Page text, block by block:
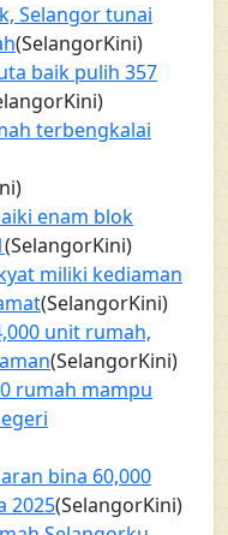
Selangor tunai
(SelangorKini)
baik pulih 357
terbengkalai
enam blok
(SelangorKini)
miliki kediaman
(SelangorKini)
unit rumah,
(SelangorKini)
rumah mampu
bina 60,000
2025(SelangorKini)